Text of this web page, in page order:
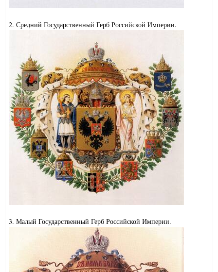
2. Средний Государственный Герб Российской Империи.
3. Малый Государственный Герб Российской Империи.